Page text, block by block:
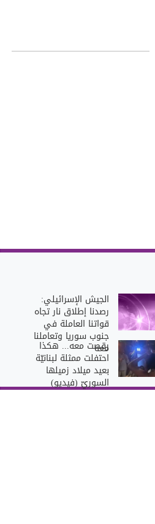
الجيش الإسرائيلي:
رصدنا إطلاق نار تجاه
قواتنا العاملة في
جنوب سوريا وتعاملنا
معه
رقصت معه... هكذا
احتفلت ممثلة لبنانيّة
بعيد ميلاد زميلها
السوريّ (فيديو)